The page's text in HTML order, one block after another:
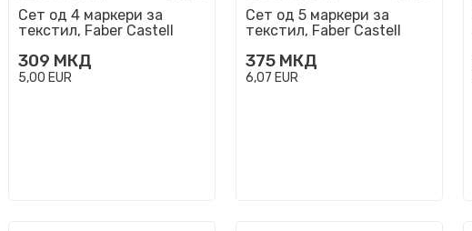
Сет од 4 маркери за
текстил, Faber Castell
309 МКД
5,00 EUR
Сет од 5 маркери за
текстил, Faber Castell
375 МКД
6,07 EUR